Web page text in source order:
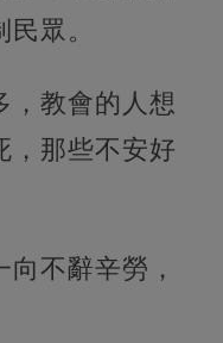
眾。
，教會的人想
，那些不安好
不辭辛勞，